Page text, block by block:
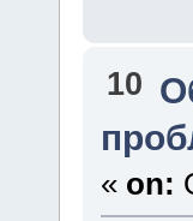
10
« on: